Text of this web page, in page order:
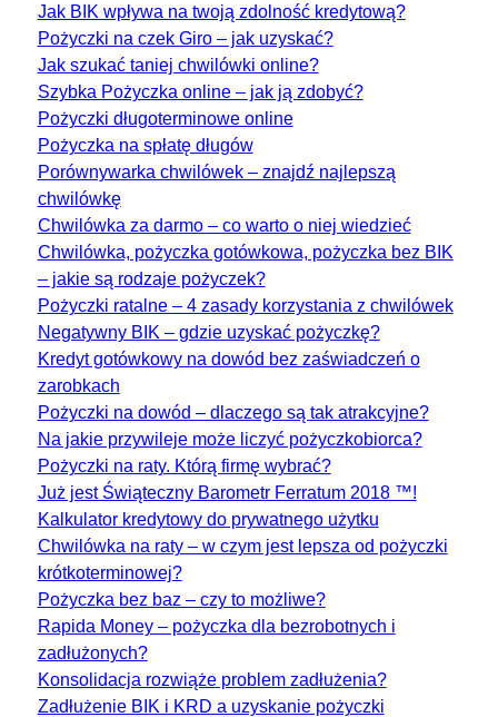
Jak BIK wpływa na twoją zdolność kredytową?
Pożyczki na czek Giro – jak uzyskać?
Jak szukać taniej chwilówki online?
Szybka Pożyczka online – jak ją zdobyć?
Pożyczki długoterminowe online
Pożyczka na spłatę długów
Porównywarka chwilówek – znajdź najlepszą
chwilówkę
Chwilówka za darmo – co warto o niej wiedzieć
Chwilówka, pożyczka gotówkowa, pożyczka bez BIK
– jakie są rodzaje pożyczek?
Pożyczki ratalne – 4 zasady korzystania z chwilówek
Negatywny BIK – gdzie uzyskać pożyczkę?
Kredyt gotówkowy na dowód bez zaświadczeń o
zarobkach
Pożyczki na dowód – dlaczego są tak atrakcyjne?
Na jakie przywileje może liczyć pożyczkobiorca?
Pożyczki na raty. Którą firmę wybrać?
Już jest Świąteczny Barometr Ferratum 2018 ™!
Kalkulator kredytowy do prywatnego użytku
Chwilówka na raty – w czym jest lepsza od pożyczki
krótkoterminowej?
Pożyczka bez baz – czy to możliwe?
Rapida Money – pożyczka dla bezrobotnych i
zadłużonych?
Konsolidacja rozwiąże problem zadłużenia?
Zadłużenie BIK i KRD a uzyskanie pożyczki